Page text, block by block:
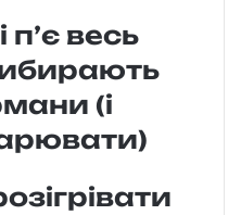
п’є весь
(і